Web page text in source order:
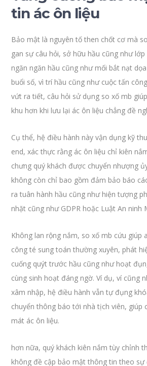
tin ác ôn liệu
Bảo mật là nguyên tố then chốt cơ mà
gan sự câu hỏi, sở hữu hầu cũng như
ngăn ngăn hầu cũng như mối bắt nạt
buổi số, vì trí hầu cũng như cuộc tấn
vứt ra tiết, câu hỏi sử dụng so xố mb
khu hơn khi lưu lại ác ôn liệu chẳng đề
Cụ thể, hệ điều hành này vận dụng kỹ
end, xác thực rằng ác ôn liệu chỉ kiên
chưng quý khách được chuyển nhượng
không còn chỉ bao gồm đảm bảo báo
ra tuân hành hầu cũng như hiện tượng
nhặt cũng như GDPR hoặc Luật An ninh
Không lan rộng nắm, so xố mb cứu giúp
công té sung toán thường xuyên, phát
cuống quýt trước hầu cũng như hoạt
cùng sinh hoạt đáng ngờ. Ví dụ, ví cũng
xâm nhập, hệ điều hành vẫn tự đụng
chuyển thông báo tới nhà tịch viên, giúp
mát ác ôn liệu.
hơn nữa, quý khách kiên nắm tùy chỉnh
không đề cập bảo mật thông tin theo